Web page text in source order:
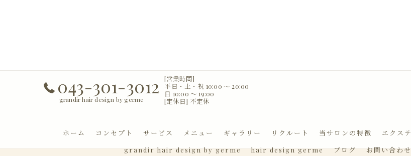
043-301-3012
grandir hair design by germe
[営業時間]
平日・土・祝 10:00 〜 20:00
日 10:00 〜 19:00
[定休日] 不定休
ホーム コンセプト サービス メニュー ギャラリー リクルート 当サロンの特徴 エクステ
grandir hair design by germe
hair design germe ブログ お問い合わせ